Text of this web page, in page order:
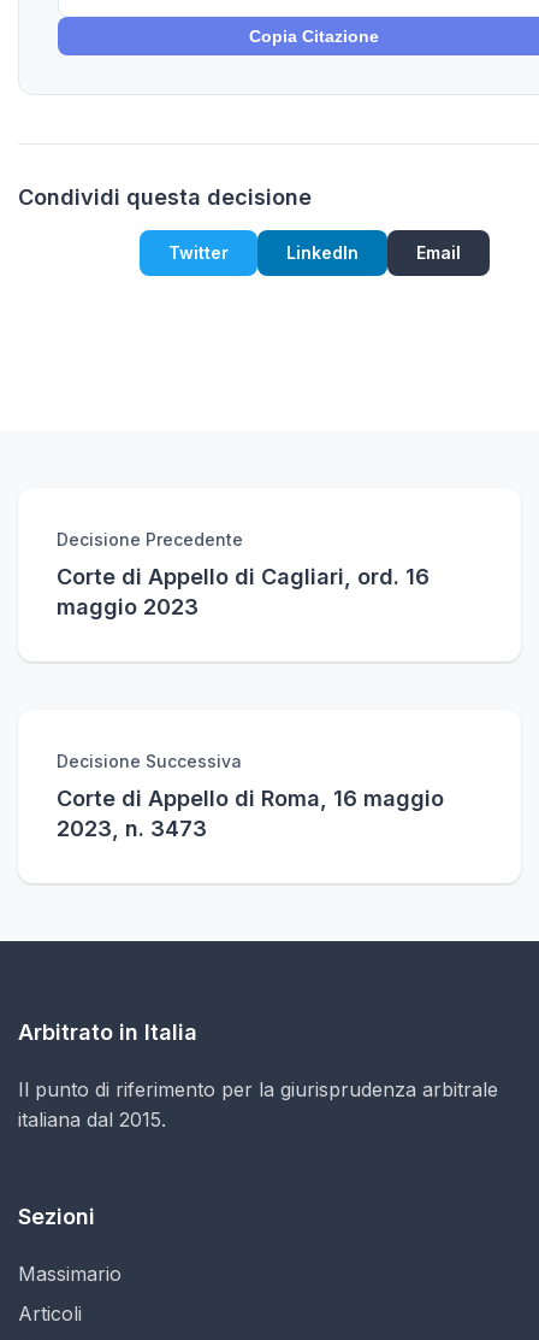
Copia Citazione
Condividi questa decisione
Twitter LinkedIn Email
Decisione Precedente
Corte di Appello di Cagliari, ord. 16
maggio 2023
Decisione Successiva
Corte di Appello di Roma, 16 maggio
2023, n. 3473
Arbitrato in Italia
Il punto di riferimento per la giurisprudenza arbitrale
italiana dal 2015.
Sezioni
Massimario
Articoli